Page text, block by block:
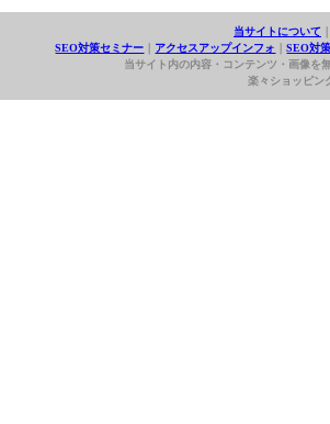
当サイトについて
SEO対策セミナー
アクセスアップインフォ ｜SEO対
当サイト内の内容・コンテンツ・画像を
楽々ショッピン